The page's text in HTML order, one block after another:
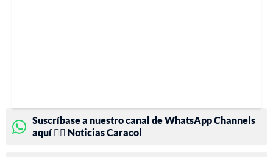
Suscríbase a nuestro canal de WhatsApp Channels
aquí 👉🏻 Noticias Caracol